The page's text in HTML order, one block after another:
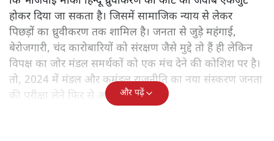
कि भाजपाई मार्का हिन्दू ध्रुवीकरण की काट का जवाब एकजुट
होकर दिया जा सकता है। जिसमें सामाजिक न्याय से लेकर
पिछड़ों का ध्रुवीकरण तक शामिल है। जनता से जुड़े महंगाई,
बेरोजगारी, चंद कारोबारियों को संरक्षण जैसे मुद्दे तो हैं ही लेकिन
विपक्ष का जोर मंडल समर्थकों को एक मंच देने की कोशिश पर है।
तो, 2024 में मंडल और कमंडल राजनीति का नया संस्करण जनता
की परीक्षा लेने फिर से आ रहा है।
और पढ़ें